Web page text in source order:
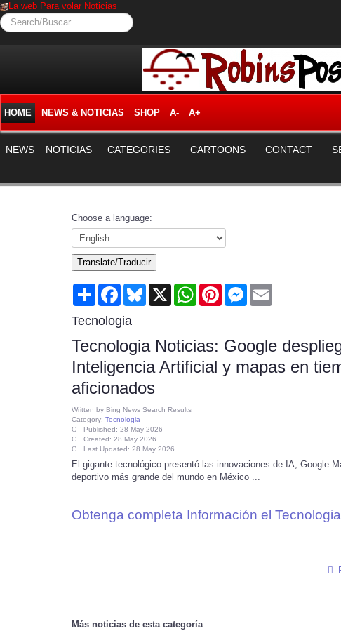
La web Para volar Noticias
Search/Buscar
HOME NEWS & NOTICIAS SHOP A- A+
NEWS NOTICIAS CATEGORIES CARTOONS CONTACT
Choose a language:
Translate/Traducir
Share FacebookBluesky
X WhatsAppPinterestMessenger
Tecnologia
Tecnologia Noticias: Google
Inteligencia Artificial y mapas en
aficionados
Written by Bing News Search Results
Category: Tecnologia
Published: 28 May 2026
Created: 28 May 2026
Last Updated: 28 May 2026
El gigante tecnológico presentó las innovaciones de IA, Google
deportivo más grande del mundo en México ...
Obtenga completa Información el
Más noticias de esta categoría